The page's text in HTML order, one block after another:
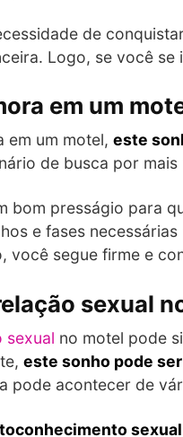
de
Logo, se você
em um
em um motel, este
de busca por
bom presságio para
e fases
você segue firme e
sexual
sexual no motel pode
este sonho pode
pode acontecer de